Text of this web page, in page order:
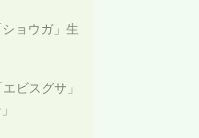
ョウガ」生
ビスグサ」